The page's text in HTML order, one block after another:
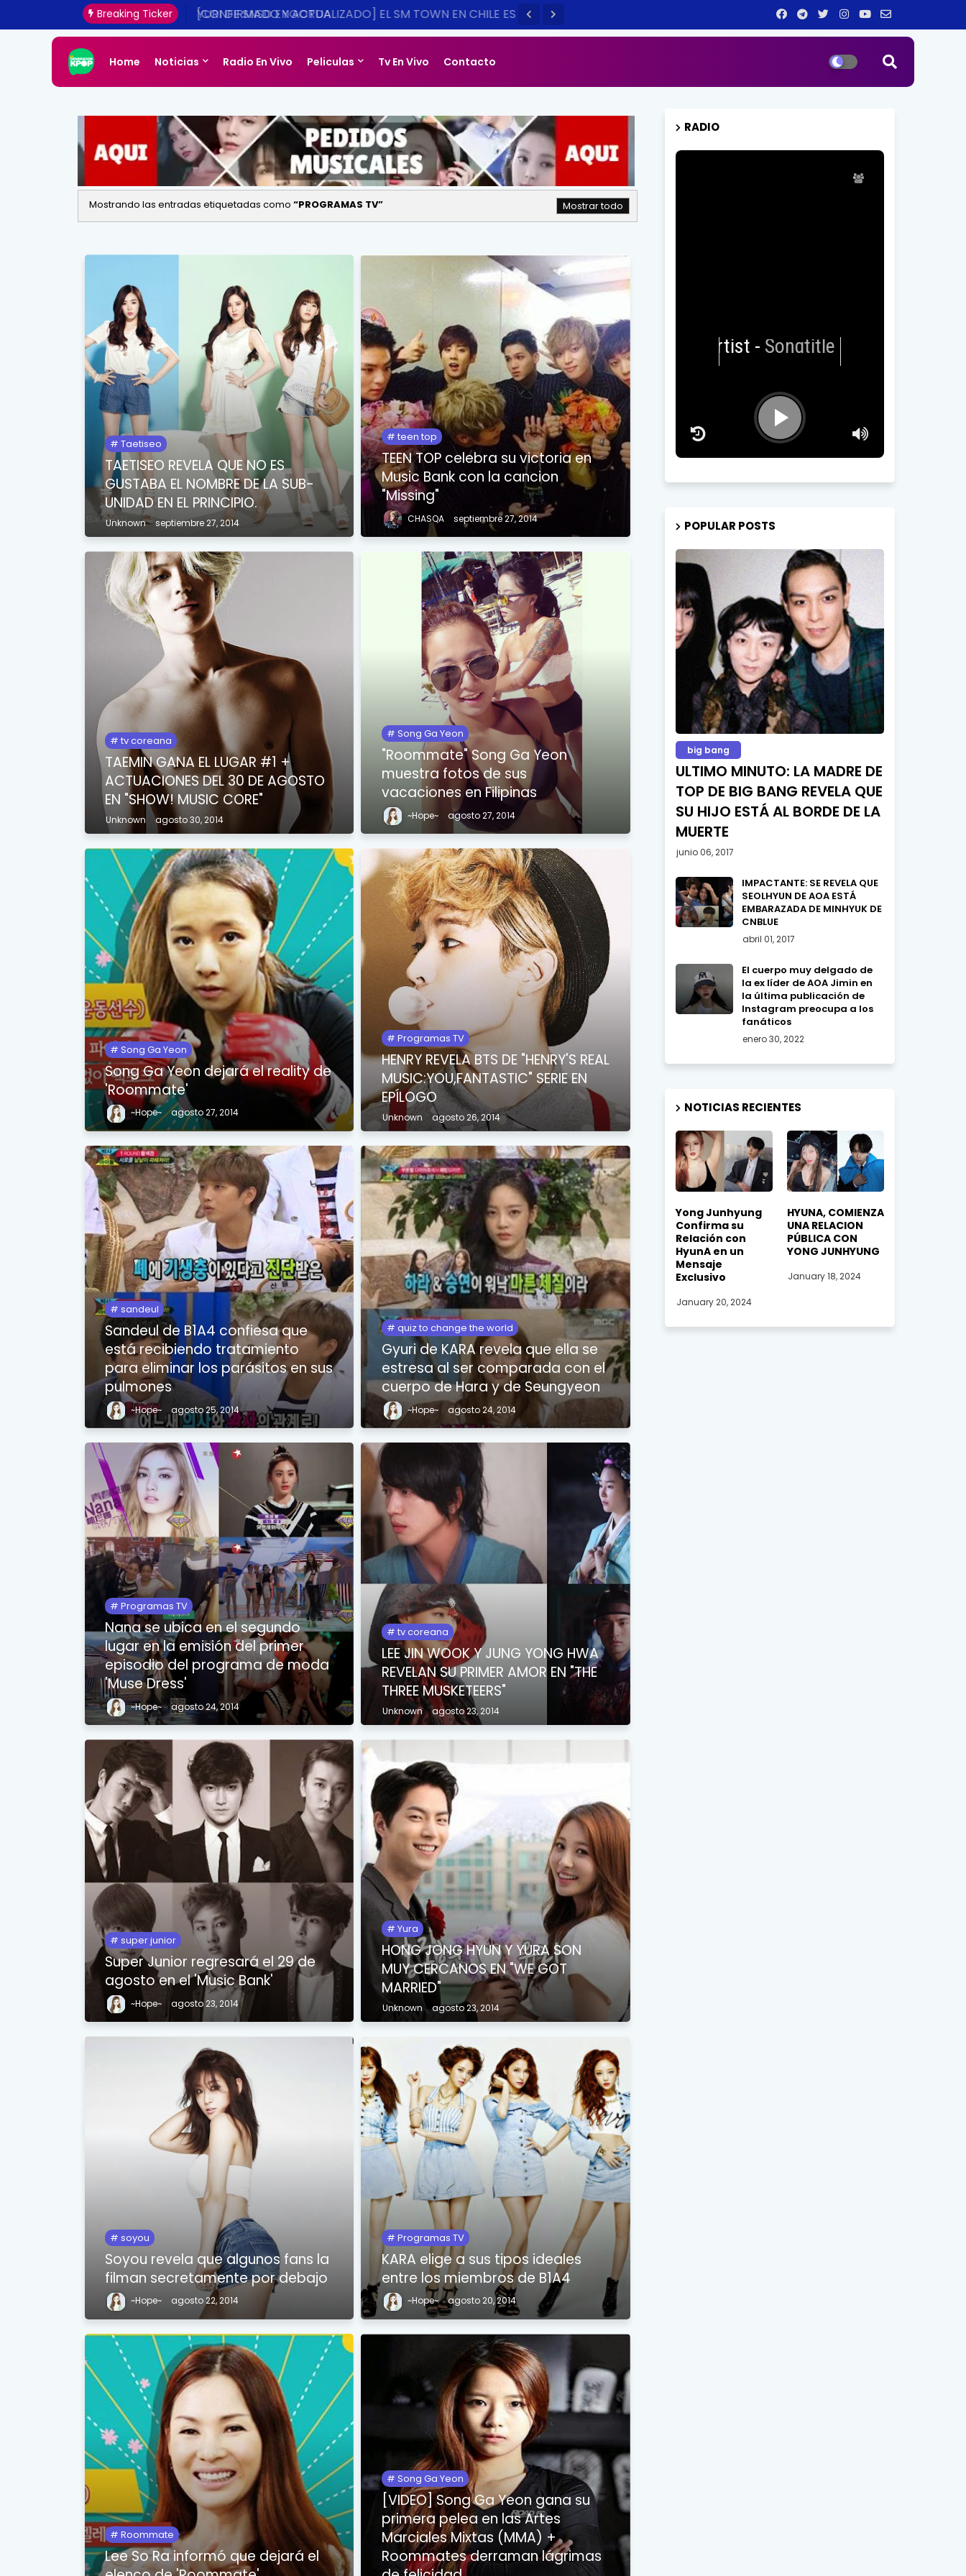
Breaking Ticker
[CONFIRMADO Y ACTUALIZADO] EL SM TOWN EN CHILE ES
UNA REALIDAD ESTE 2014
Home Noticias Radio En Vivo Peliculas Tv En Vivo Contacto
Mostrando las entradas etiquetadas como PROGRAMAS TV Mostrar todo
Taetiseo
TAETISEO REVELA QUE NO ES
GUSTABA EL NOMBRE DE LA SUB-
UNIDAD EN EL PRINCIPIO.
Unknown septiembre 27, 2014
teen top
TEEN TOP celebra su victoria en
Music Bank con la cancion
"Missing"
CHASQA septiembre 27, 2014
tv coreana
TAEMIN GANA EL LUGAR #1 +
ACTUACIONES DEL 30 DE AGOSTO
EN "SHOW! MUSIC CORE"
Unknown agosto 30, 2014
Song Ga Yeon
"Roommate" Song Ga Yeon
muestra fotos de sus
vacaciones en Filipinas
~Hope~ agosto 27, 2014
Song Ga Yeon
Song Ga Yeon dejará el reality de
'Roommate'
~Hope~ agosto 27, 2014
Programas TV
HENRY REVELA BTS DE "HENRY'S REAL
MUSIC:YOU,FANTASTIC" SERIE EN
EPÍLOGO
Unknown agosto 26, 2014
sandeul
Sandeul de B1A4 confiesa que
está recibiendo tratamiento
para eliminar los parásitos en sus
pulmones
~Hope~ agosto 25, 2014
quiz to change the world
Gyuri de KARA revela que ella se
estresa al ser comparada con el
cuerpo de Hara y de Seungyeon
~Hope~ agosto 24, 2014
Programas TV
Nana se ubica en el segundo
lugar en la emisión del primer
episodio del programa de moda
'Muse Dress'
~Hope~ agosto 24, 2014
tv coreana
LEE JIN WOOK Y JUNG YONG HWA
REVELAN SU PRIMER AMOR EN "THE
THREE MUSKETEERS"
Unknown agosto 23, 2014
super junior
Super Junior regresará el 29 de
agosto en el 'Music Bank'
~Hope~ agosto 23, 2014
Yura
HONG JONG HYUN Y YURA SON
MUY CERCANOS EN "WE GOT
MARRIED"
Unknown agosto 23, 2014
soyou
Soyou revela que algunos fans la
filman secretamente por debajo
~Hope~ agosto 22, 2014
Programas TV
KARA elige a sus tipos ideales
entre los miembros de B1A4
~Hope~ agosto 20, 2014
Roommate
Lee So Ra informó que dejará el
Song Ga Yeon
[VIDEO] Song Ga Yeon gana su
primera pelea en las Artes
Marciales Mixtas (MMA) +
Roommates derraman lágrimas
RADIO
Songtitle
POPULAR POSTS
big bang
ULTIMO MINUTO: LA MADRE DE
TOP DE BIG BANG REVELA QUE
SU HIJO ESTÁ AL BORDE DE LA
MUERTE
junio 06, 2017
IMPACTANTE: SE REVELA QUE
SEOLHYUN DE AOA ESTÁ
EMBARAZADA DE MINHYUK DE
CNBLUE
abril 01, 2017
El cuerpo muy delgado de
la ex líder de AOA Jimin en
la última publicación de
Instagram preocupa a los
fanáticos
enero 30, 2022
NOTICIAS RECIENTES
Yong Junhyung
Confirma su
Relación con
HyunA en un
Mensaje
Exclusivo
January 20, 2024
HYUNA, COMIENZA
UNA RELACION
PÚBLICA CON
YONG JUNHYUNG
January 18, 2024